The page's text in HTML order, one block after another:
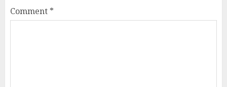
Comment *